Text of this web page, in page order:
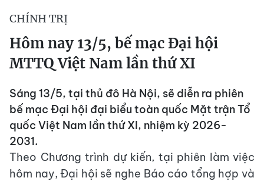
CHÍNH TRỊ
Hôm nay 13/5, bế mạc Đại hội
MTTQ Việt Nam lần thứ XI
Sáng 13/5, tại thủ đô Hà Nội, sẽ diễn ra phiên
bế mạc Đại hội đại biểu toàn quốc Mặt trận Tổ
quốc Việt Nam lần thứ XI, nhiệm kỳ 2026-
2031.
Theo Chương trình dự kiến, tại phiên làm việc
hôm nay, Đại hội sẽ nghe Báo cáo tổng hợp và